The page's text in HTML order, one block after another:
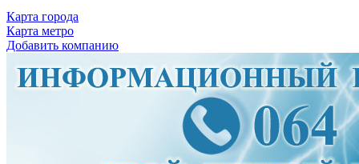
Карта города
Карта метро
Добавить компанию